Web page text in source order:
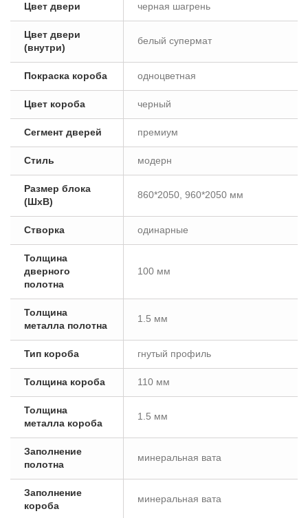
Цвет двери черная шагрень
Цвет двери
(внутри)
белый супермат
Покраска короба одноцветная
Цвет короба черный
Сегмент дверей премиум
Стиль модерн
Размер блока
(ШxВ)
860*2050, 960*2050 мм
Створка одинарные
Толщина
дверного
полотна
100 мм
Толщина
металла полотна
1.5 мм
Тип короба гнутый профиль
Толщина короба 110 мм
Толщина
металла короба
1.5 мм
Заполнение
полотна
минеральная вата
Заполнение
короба
минеральная вата